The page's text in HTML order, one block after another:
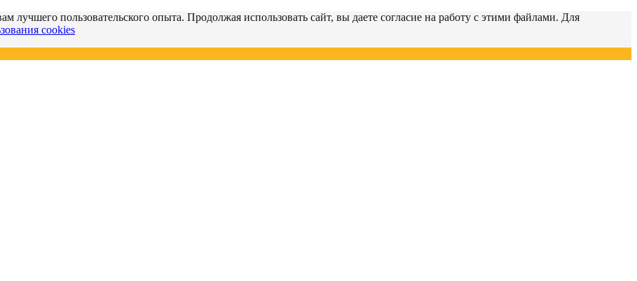
лучшего пользовательского опыта. Продолжая использовать сайт, вы даете согласие на работу с этими файлами. Для
cookies